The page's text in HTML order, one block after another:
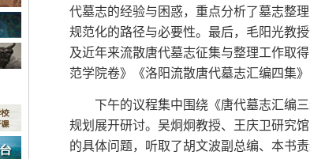
代墓志的经验与困惑，重点分析了墓志整
规范化的路径与必要性。最后，毛阳光教
及近年来流散唐代墓志征集与整理工作取
范学院卷》《洛阳流散唐代墓志汇编四集》
下午的议程集中围绕《唐代墓志汇编
规划展开研讨。吴炯炯教授、王庆卫研究
的具体问题，听取了胡文波副总编、本书